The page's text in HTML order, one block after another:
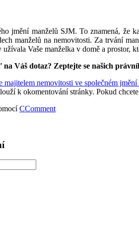
jmění manželů SJM. To znamená, že
manželů na nemovitosti. Za trvání
Vaše manželka v domě a prostor,
na Váš dotaz? Zeptejte se našich
majitelem nemovitosti ve společném
k okomentování stránky. Pokud
CComment